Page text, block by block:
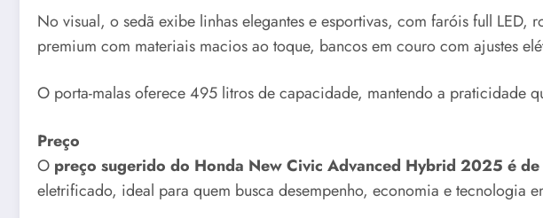
No visual, o sedã exibe linhas elegantes e esportivas, com faróis full
premium com materiais macios ao toque, bancos em couro com ajustes
O porta-malas oferece 495 litros de capacidade, mantendo a praticidade
Preço
O preço sugerido do Honda New Civic Advanced Hybrid 2025 é
eletrificado, ideal para quem busca desempenho, economia e tecnologia